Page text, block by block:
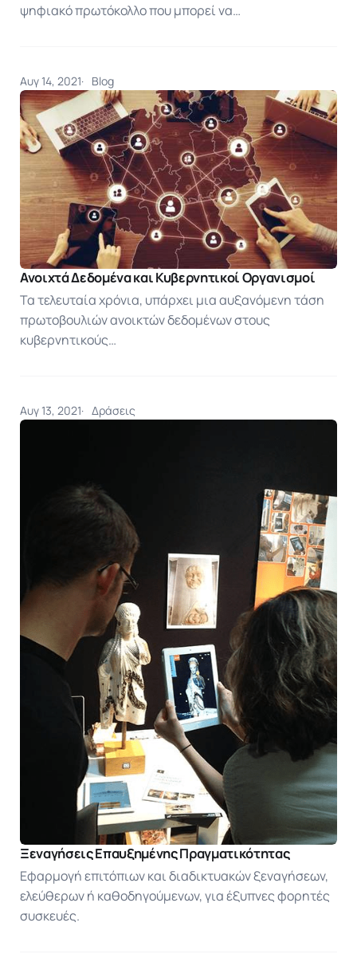
ψηφιακό πρωτόκολλο που μπορεί να…
Αυγ 14, 2021 Blog
Ανοιχτά Δεδομένα και Κυβερνητικοί Οργανισμοί
Τα τελευταία χρόνια, υπάρχει μια αυξανόμενη τάση
πρωτοβουλιών ανοικτών δεδομένων στους
κυβερνητικούς…
Αυγ 13, 2021 Δράσεις
Ξεναγήσεις Επαυξημένης Πραγματικότητας
Εφαρμογή επιτόπιων και διαδικτυακών ξεναγήσεων,
ελεύθερων ή καθοδηγούμενων, για έξυπνες φορητές
συσκευές.